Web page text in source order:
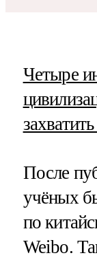
​Четыре
После
учёных
по
Weibo.